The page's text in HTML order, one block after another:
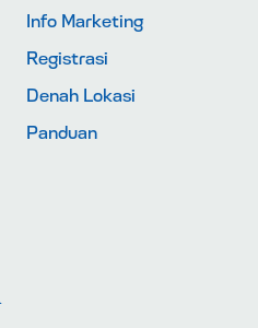
Info Marketing
Registrasi
Denah Lokasi
Panduan